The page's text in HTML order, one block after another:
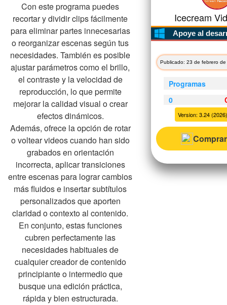
Con este programa puedes
recortar y dividir clips fácilmente
para eliminar partes innecesarias
o reorganizar escenas según tus
necesidades. También es posible
ajustar parámetros como el brillo,
el contraste y la velocidad de
reproducción, lo que permite
mejorar la calidad visual o crear
efectos dinámicos.
Además, ofrece la opción de rotar
o voltear videos cuando han sido
grabados en orientación
incorrecta, aplicar transiciones
entre escenas para lograr cambios
más fluidos e insertar subtítulos
personalizados que aporten
claridad o contexto al contenido.
En conjunto, estas funciones
cubren perfectamente las
necesidades habituales de
cualquier creador de contenido
principiante o intermedio que
busque una edición práctica,
rápida y bien estructurada.
Icecream
Apoye al
Publicado: 23 de febrero
Programas
0
Version: 3.24